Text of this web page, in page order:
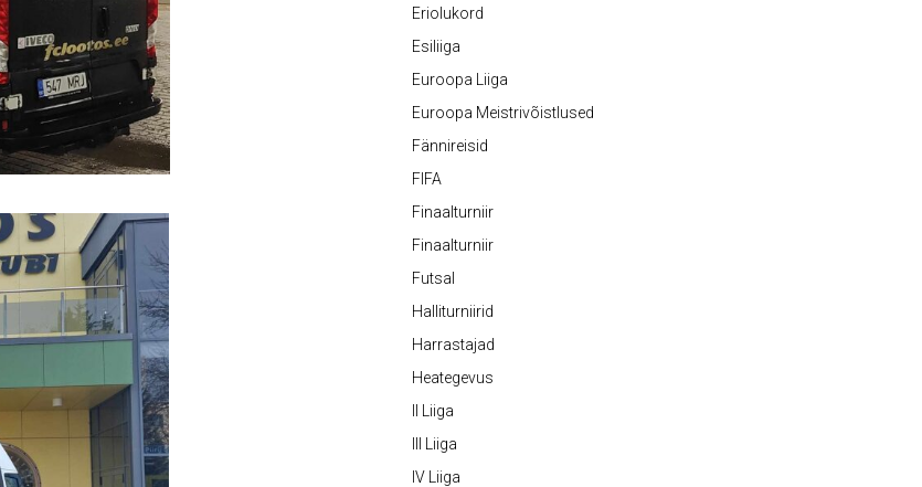
Eriolukord
Esiliiga
Euroopa Liiga
Euroopa Meistrivõistlused
Fännireisid
FIFA
Finaalturniir
Finaalturniir
Futsal
Halliturniirid
Harrastajad
Heategevus
II Liiga
III Liiga
IV Liiga